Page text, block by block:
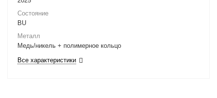
Состояние
BU
Металл
Медь/никель + полимерное кольцо
Все характеристики